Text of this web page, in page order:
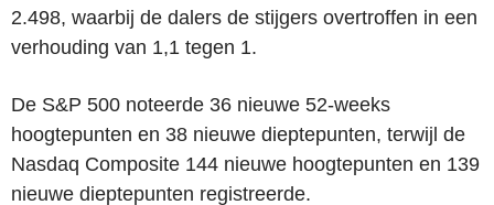
2.498, waarbij de dalers de stijgers overtroffen in een
verhouding van 1,1 tegen 1.
De S&P 500 noteerde 36 nieuwe 52-weeks
hoogtepunten en 38 nieuwe dieptepunten, terwijl de
Nasdaq Composite 144 nieuwe hoogtepunten en 139
nieuwe dieptepunten registreerde.